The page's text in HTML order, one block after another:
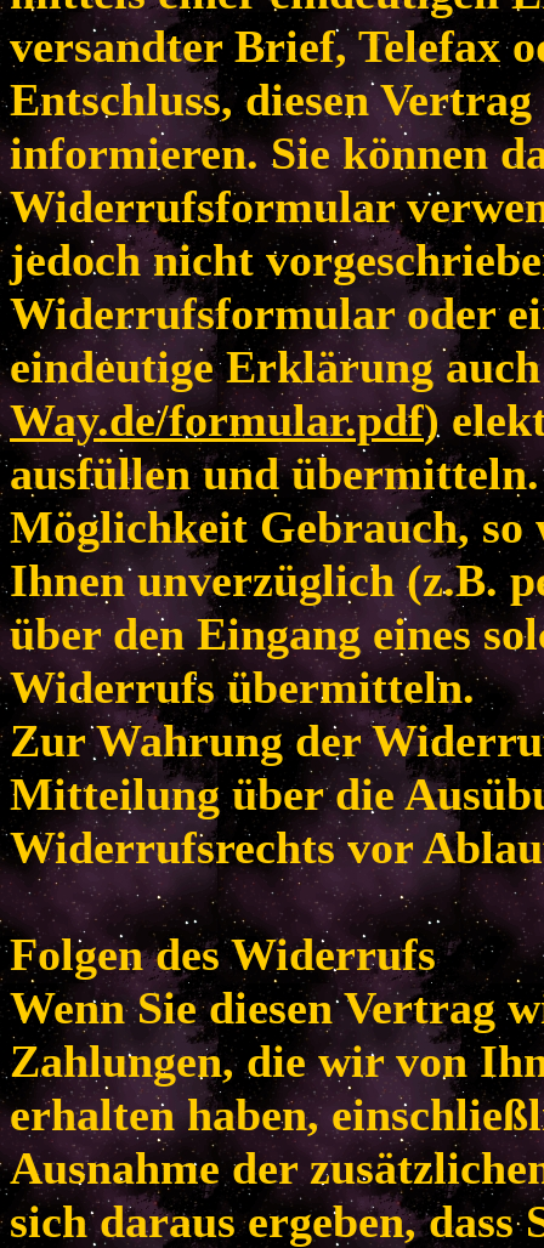
versandter Brief, Telefax
Entschluss, diesen
informieren. Sie können
Widerrufsformular
jedoch nicht
Widerrufsformular oder
eindeutige Erklärung
Way.de/formular.pdf)
ausfüllen und
Möglichkeit Gebrauch, so
Ihnen unverzüglich (z.B.
über den Eingang eines
Widerrufs übermitteln.
Zur Wahrung der
Mitteilung über die
Widerrufsrechts vor
Folgen des Widerrufs
Wenn Sie diesen Vertrag
Zahlungen, die wir von
erhalten haben,
Ausnahme der
sich daraus ergeben, dass